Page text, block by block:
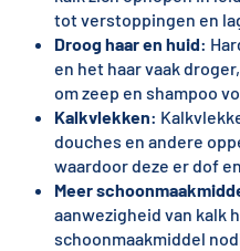
tot verstoppingen en
Droog haar en huid:
en het haar vaak
om zeep en shampoo
Kalkvlekken:
douches en andere
waardoor deze er dof
Meer
aanwezigheid van kalk
schoonmaakmiddel